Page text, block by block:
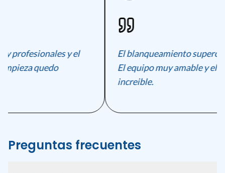
profesionales y el
quedo
El blanqueamiento supero
El equipo muy amable y el
increible.
Preguntas frecuentes